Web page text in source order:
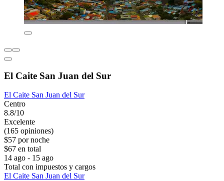
El Caite San Juan del Sur
El Caite San Juan del Sur
Centro
8.8/10
Excelente
(165 opiniones)
$57 por noche
$67 en total
14 ago - 15 ago
Total con impuestos y cargos
El Caite San Juan del Sur